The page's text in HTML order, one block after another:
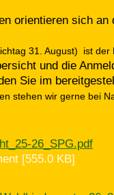
orientieren sich an
31. August) ist der
und die
Sie im
stehen wir gerne bei
26_SPG.pdf
[555.0 KB]